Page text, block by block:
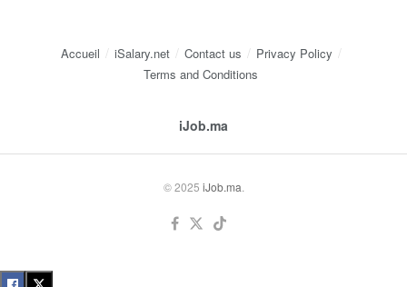
Accueil iSalary.net Contact us
Privacy Policy
Terms and Conditions
iJob.ma
© 2025 iJob.ma